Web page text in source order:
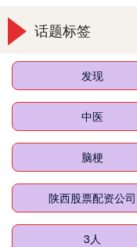
话题标签
发现
中医
脑梗
陕西股票配资公司
3人